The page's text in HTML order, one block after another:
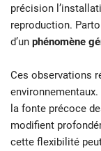
précision
reproduction.
d’un phénomène
Ces observations
la fonte précoce
modifient
cette flexibilité